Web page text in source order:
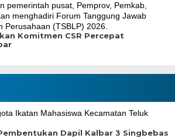
Komitmen CSR Percepat
Dapil Kalbar 3 Singbebas